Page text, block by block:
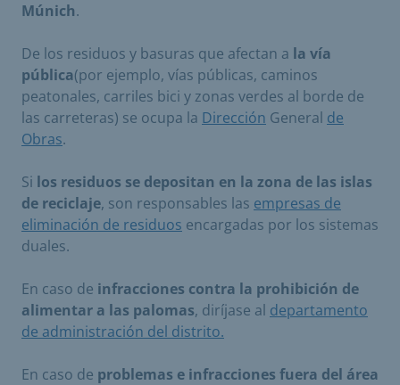
Múnich.
De los residuos y basuras que afectan a la vía
pública(por ejemplo, vías públicas, caminos
peatonales, carriles bici y zonas verdes al borde de
las carreteras) se ocupa la Dirección General de
Obras.
Si los residuos se depositan en la zona de las islas
de reciclaje, son responsables las empresas de
eliminación de residuos encargadas por los sistemas
duales.
En caso de infracciones contra la prohibición de
alimentar a las palomas, diríjase al departamento
de administración del distrito.
En caso de problemas e infracciones fuera del área